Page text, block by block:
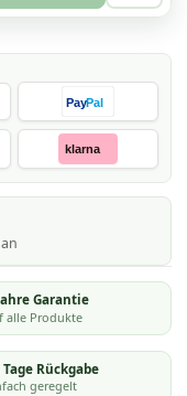
PayPal
klarna
Garantie
alle Produkte
Tage Rückgabe
geregelt